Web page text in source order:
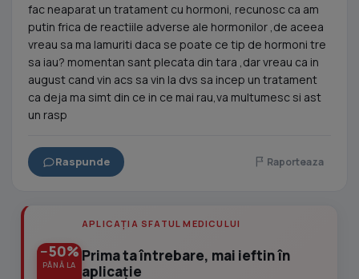
fac neaparat un tratament cu hormoni, recunosc ca am
putin frica de reactiile adverse ale hormonilor ,de aceea
vreau sa ma lamuriti daca se poate ce tip de hormoni tre
sa iau? momentan sant plecata din tara ,dar vreau ca in
august cand vin acs sa vin la dvs sa incep un tratament
ca deja ma simt din ce in ce mai rau,va multumesc si ast
un rasp
Raspunde Raporteaza
−50%
PÂNĂ LA
APLICAȚIA SFATUL MEDICULUI
Prima ta întrebare, mai ieftin în
aplicație